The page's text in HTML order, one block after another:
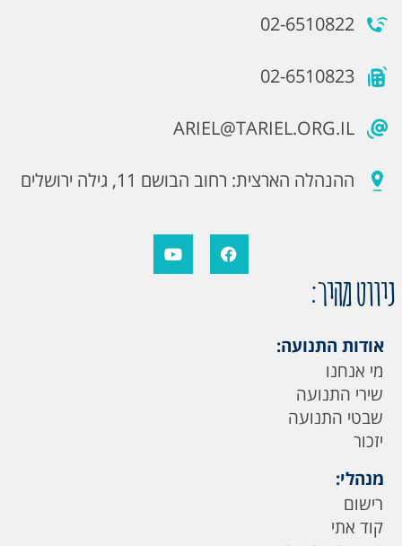
02-6510822
02-6510823
ARIEL@TARIEL.ORG.IL
ההנהלה הארצית: רחוב הבושם 11, גילה ירושלים
ניווט מהיר:
אודות התנועה:
מי אנחנו
שירי התנועה
שבטי התנועה
יזכור
מנהלי:
רישום
קוד אתי